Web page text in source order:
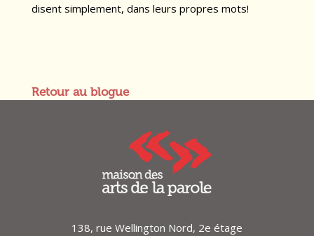
disent simplement, dans leurs propres mots!
Retour au blogue
138, rue Wellington Nord, 2e étage